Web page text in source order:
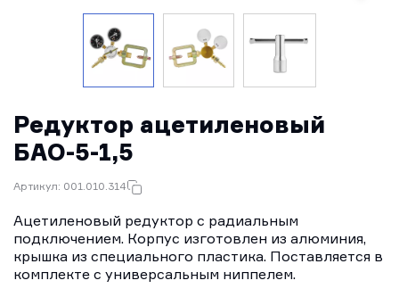
Редуктор ацетиленовый
БАО-5-1,5
Артикул: 001.010.314
Ацетиленовый редуктор c радиальным
подключением. Корпус изготовлен из алюминия,
крышка из специального пластика. Поставляется в
комплекте с универсальным ниппелем.